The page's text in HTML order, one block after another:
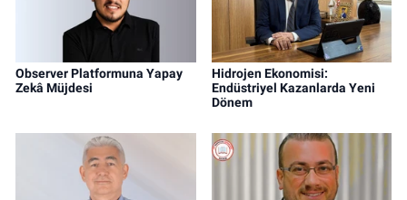
Observer Platformuna Yapay
Zekâ Müjdesi
Hidrojen Ekonomisi:
Endüstriyel Kazanlarda Yeni
Dönem